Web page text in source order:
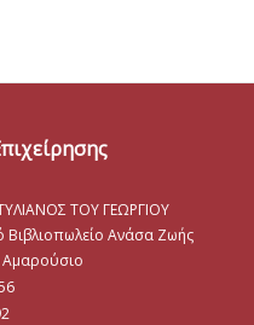
ΤΟΥ ΓΕΩΡΓΙΟΥ
Βιβλιοπωλείο Ανάσα Ζωής
Αμαρούσιο